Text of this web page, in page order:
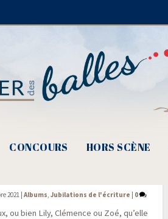
CONCOURS HORS SCÈNE
2021 |Albums,Jubilations de l'écriture 0
ou bien Lily, Clé­mence ou Zoé, qu’elle